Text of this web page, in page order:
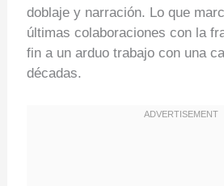
doblaje y narración. Lo que
últimas colaboraciones con la
fin a un arduo trabajo con una
décadas.